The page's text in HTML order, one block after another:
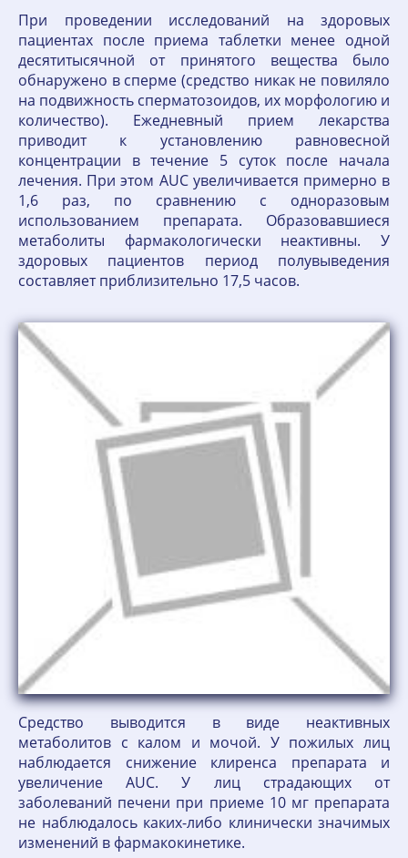
При проведении исследований на здоровых
пациентах после приема таблетки менее одной
десятитысячной от принятого вещества было
обнаружено в сперме (средство никак не повиляло
на подвижность сперматозоидов, их морфологию и
количество). Ежедневный прием лекарства
приводит к установлению равновесной
концентрации в течение 5 суток после начала
лечения. При этом AUC увеличивается примерно в
1,6 раз, по сравнению с одноразовым
использованием препарата. Образовавшиеся
метаболиты фармакологически неактивны. У
здоровых пациентов период полувыведения
составляет приблизительно 17,5 часов.
Средство выводится в виде неактивных
метаболитов с калом и мочой. У пожилых лиц
наблюдается снижение клиренса препарата и
увеличение AUC. У лиц страдающих от
заболеваний печени при приеме 10 мг препарата
не наблюдалось каких-либо клинически значимых
изменений в фармакокинетике.